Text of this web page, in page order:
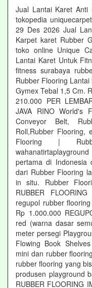
Jual Lantai Karet Anti
tokopedia
29 Des 2026 Jual
Karpet karet Rubber
toko online Unique
Lantai Karet Untuk
fitness surabaya
Rubber Flooring
Gymex Tebal 1,5 Cm.
210.000 PER
JAVA RINO World's
Conveyor Belt,
Roll,Rubber Flooring,
Flooring |
pertama di Indonesia
dari Rubber Flooring
in situ. Rubber
RUBBER
regupol rubber
Rp 1.000.000
red (warna dasar
meter persegi
Flowing Book
mini dan rubber
rubber flooring yang
produsen playground
RUBBER FLOORING